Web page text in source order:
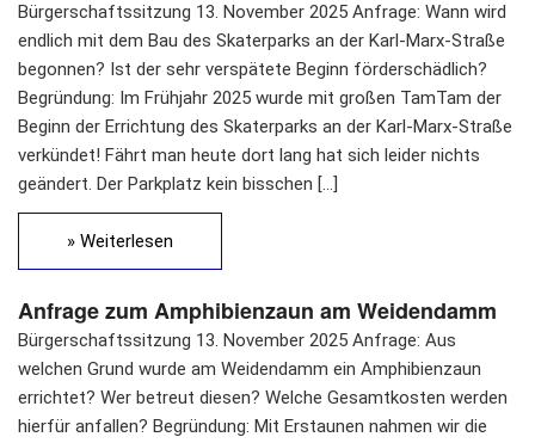
Bürgerschaftssitzung 13. November 2025 Anfrage: Wann wird
endlich mit dem Bau des Skaterparks an der Karl-Marx-Straße
begonnen? Ist der sehr verspätete Beginn förderschädlich?
Begründung: Im Frühjahr 2025 wurde mit großen TamTam der
Beginn der Errichtung des Skaterparks an der Karl-Marx-Straße
verkündet! Fährt man heute dort lang hat sich leider nichts
geändert. Der Parkplatz kein bisschen […]
» Weiterlesen
Anfrage zum Amphibienzaun am Weidendamm
Bürgerschaftssitzung 13. November 2025 Anfrage: Aus
welchen Grund wurde am Weidendamm ein Amphibienzaun
errichtet? Wer betreut diesen? Welche Gesamtkosten werden
hierfür anfallen? Begründung: Mit Erstaunen nahmen wir die